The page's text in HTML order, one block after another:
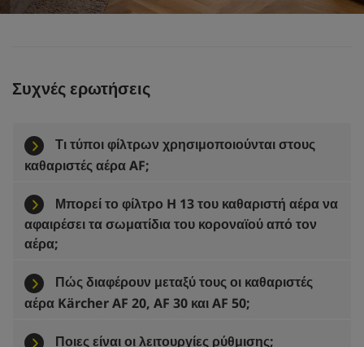
Συχνές ερωτήσεις
Τι τύποι φίλτρων χρησιμοποιούνται στους
καθαριστές αέρα AF;
Μπορεί το φίλτρο H 13 του καθαριστή αέρα να
αφαιρέσει τα σωματίδια του κοροναϊού από τον
αέρα;
Πώς διαφέρουν μεταξύ τους οι καθαριστές
αέρα Kärcher AF 20, AF 30 και AF 50;
Ποιες είναι οι λειτουργίες ρύθμισης;